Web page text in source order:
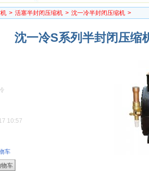
> 活塞半封闭压缩机 > 沈一冷半封闭压缩机 >
沈一冷S系列半封闭压缩
10:57
车
车